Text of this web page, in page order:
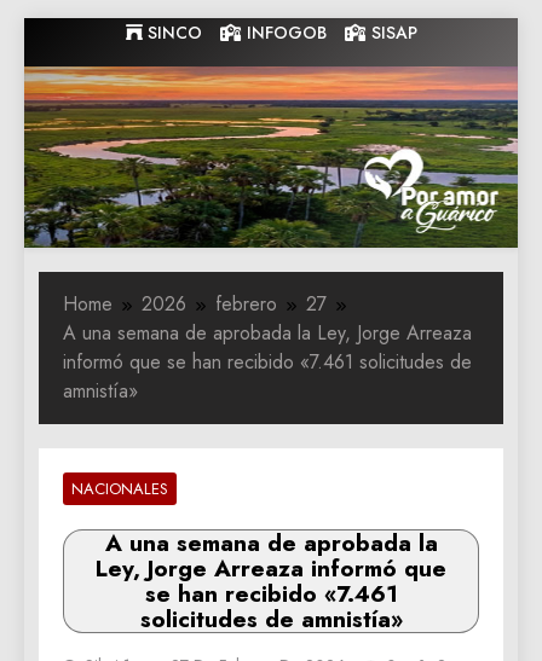
to
content
SINCO INFOGOB SISAP
Gobernacion
de Guarico
Gobernacion de Guarico
Home 2026 febrero
27
A una semana de aprobada la Ley, Jorge Arreaza
informó que se han recibido «7.461 solicitudes de
amnistía»
NACIONALES
A una semana de aprobada la
Ley, Jorge Arreaza informó que
se han recibido «7.461
solicitudes de amnistía»